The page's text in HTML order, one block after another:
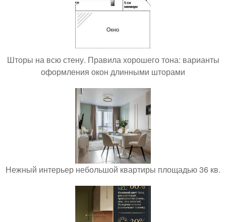
Шторы на всю стену. Правила хорошего тона: варианты
оформления окон длинными шторами
Нежный интерьер небольшой квартиры площадью 36 кв.